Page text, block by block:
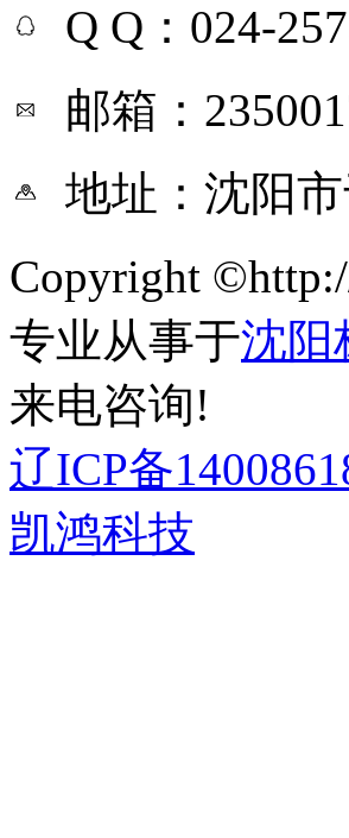
Q Q：024-
邮箱：
地址：沈阳
Copyright
专业从事于沈阳
来电咨询!
辽ICP备
凯鸿科技